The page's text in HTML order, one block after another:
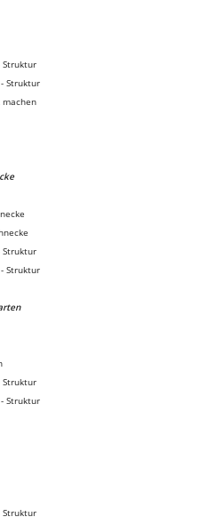
Struktur
Struktur
Struktur